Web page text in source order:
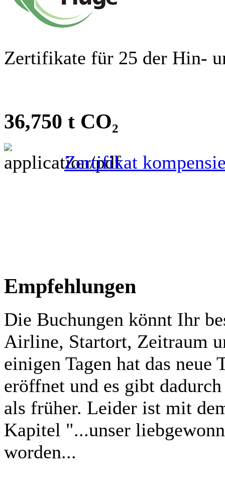
Zertifikate für 25 der Hin-
36,750 t CO₂
Zertifikat
Empfehlungen
Die Buchungen könnt Ihr
Airline, Startort, Zeitraum
einigen Tagen hat das
eröffnet und es gibt
als früher. Leider ist mit
Kapitel "...unser
worden...